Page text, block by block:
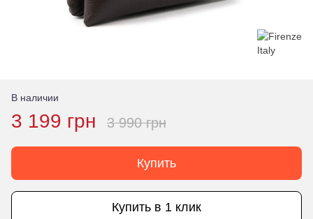
В наличии
3 199 грн 3 990 грн
Купить
Купить в 1 клик